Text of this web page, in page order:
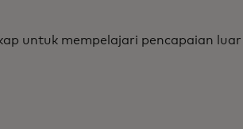
untuk mempelajari pencapaian